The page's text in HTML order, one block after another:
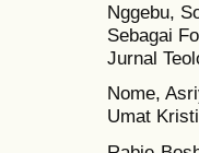
Nggebu,
Sebagai
Jurnal
Nome,
Umat